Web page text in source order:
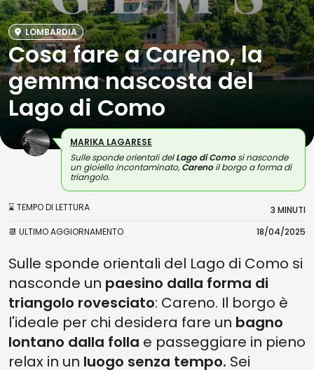
LOMBARDIA
Cosa fare a Careno, la
gemma nascosta del
Lago di Como
MARIKA LAGARESE
Sulle sponde orientali delLago di Comosi nasconde
un gioiello incontaminato,Carenoil borgo a forma di
triangolo.
⌛ TEMPO DI LETTURA
3 MINUTI
📆 ULTIMO AGGIORNAMENTO
18/04/2025
Sulle sponde orientali del Lago di Como si
nasconde un paesino dalla forma di
triangolo rovesciato: Careno. Il borgo è
l'ideale per chi desidera fare un bagno
lontano dalla folla e passeggiare in pieno
relax in un luogo senza tempo. Sei